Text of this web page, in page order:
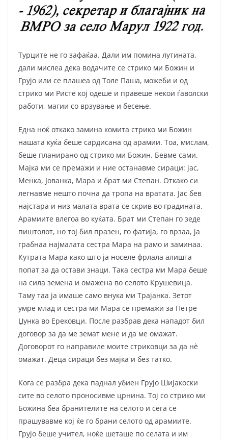
Турците не го зафаќаа. Дали им помина лутината,
дали мислеа дека водачите се стрико ми Божин и
Грујо или се плашеа од Толе Паша, можеби и од
стрико ми Ристе кој одеше и правеше некои ѓаволски
работи, магии со врзување и бесење.
Една ноќ откако замина комита стрико ми Божин
нашата куќа беше сардисана од арамии. Тоа, мислам,
беше планирано од стрико ми Божин. Бевме сами.
Мајка ми се премажи и ние останавме сираци: јас,
Менка, Јованка, Мара и брат ми Степан. Откако си
легнавме нешто почна да тропа на вратата. Јас бев
најстара и низ малата врата се скрив во градината.
Арамиите влегоа во куќата. Брат ми Степан го зеде
пиштолот, но тој бил празен, го фатија, го врзаа, ја
грабнаа најмалата сестра Мара на рамо и заминаа.
Кутрата Мара како што ја носеле фрлала алишта
попат за да остави знаци. Така сестра ми Мара беше
на сила земена и омажена во селото Крушевица.
Таму таа ја имаше само внука ми Трајанка. Зетот
умре млад и сестра ми Мара се премажи за Петре
Џунка во Ерековци. После разбрав дека нападот бил
договор за да ме земат мене и да ме омажат.
Договорот го направиле моите стриковци за да нè
омажат. Деца сираци без мајка и без татко.
Кога се разбра дека паднал убиен Грујо Шијакоски
сите во селото проносивме црнина. Тој со стрико ми
Божина беа бранителите на селото и сега се
прашувавме кој ќе го брани селото од арамиите.
Грујо беше учител, ноќе шеташе по селата и им